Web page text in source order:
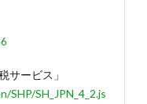
サービス」
SH_JPN_4_2.js